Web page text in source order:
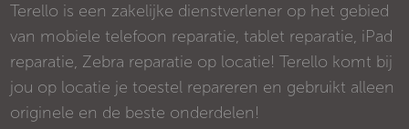
Terello is een zakelijke dienstverlener op het gebied
van mobiele telefoon reparatie, tablet reparatie, iPad
reparatie, Zebra reparatie op locatie! Terello komt bij
jou op locatie je toestel repareren en gebruikt alleen
originele en de beste onderdelen!